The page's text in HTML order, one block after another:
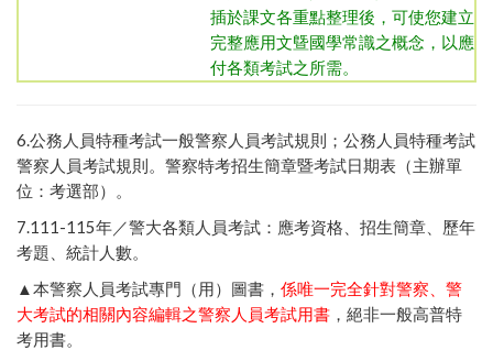
插於課文各重點整理後，可使您建立
完整應用文曁國學常識之概念，以應
付各類考試之所需。
6.公務人員特種考試一般警察人員考試規則 ； 公務人員特種考試
警察人員考試規則 。 警察特考招生簡章暨考試日期表（主辦單
位：考選部）
。
7.111-115年／警大各類人員考試：應考資格、招生簡章、歷年
考題、統計人數。
▲本警察人員考試專門（用）圖書， 係唯一完全針對警察、警
大考試的相關內容編輯之警察人員考試用書 ，絕非一般高普特
考用書。